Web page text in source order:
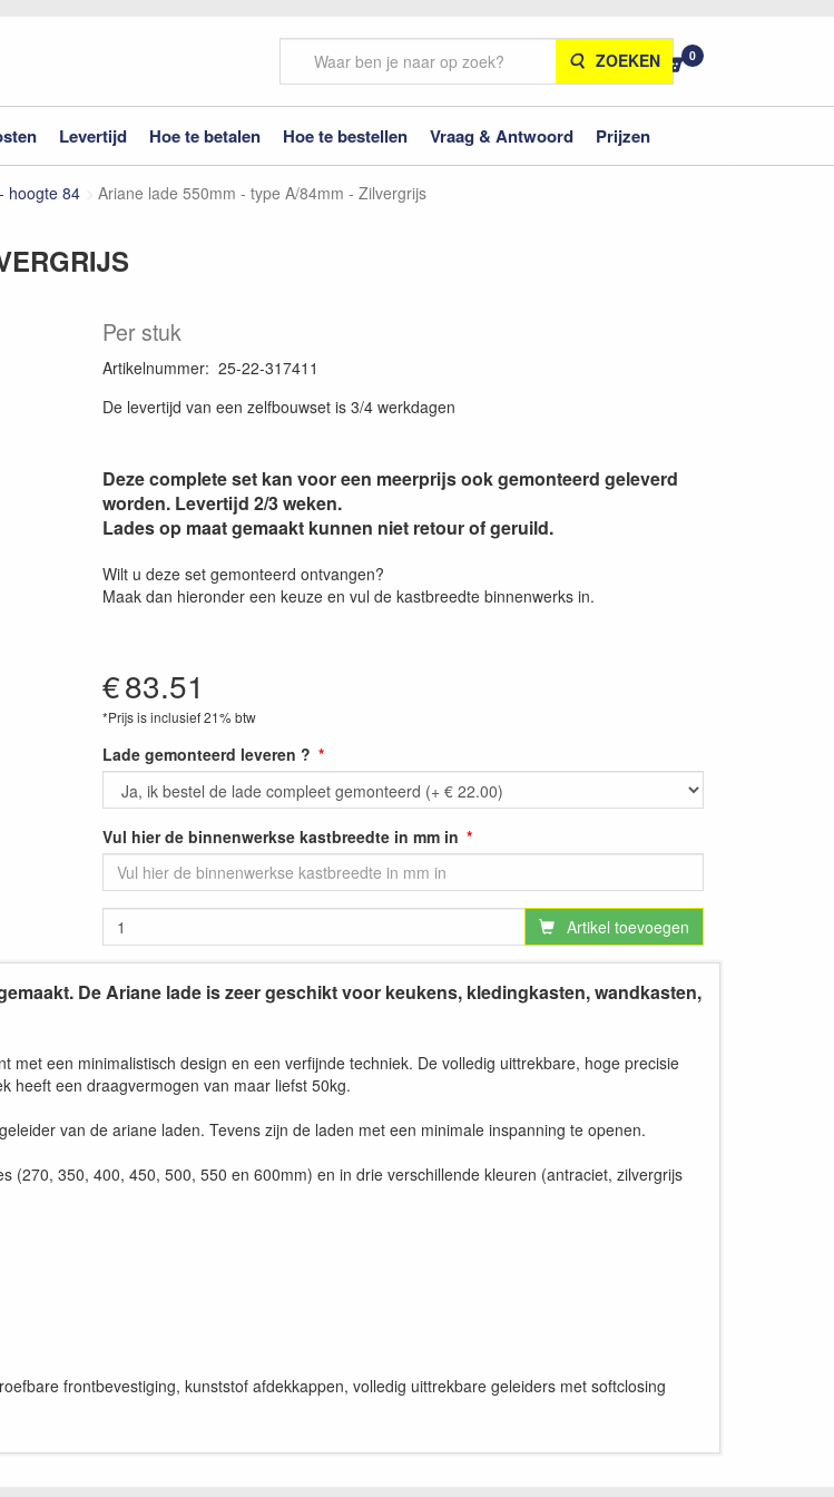
ZOEKEN 0
Levertijd Hoe te betalen Hoe te bestellen Vraag & Antwoord Prijzen
hoogte 84 Ariane lade 550mm - type A/84mm - Zilvergrijs
Per stuk
Artikelnummer: 25-22-317411
De levertijd van een zelfbouwset is 3/4 werkdagen
Deze complete set kan voor een meerprijs ook gemonteerd geleverd
worden. Levertijd 2/3 weken.
Lades op maat gemaakt kunnen niet retour of geruild.
Wilt u deze set gemonteerd ontvangen?
Maak dan hieronder een keuze en vul de kastbreedte binnenwerks in.
€83.51
*Prijs is inclusief 21% btw
Lade gemonteerd leveren ?
Vul hier de binnenwerkse kastbreedte in mm in
Artikel toevoegen
De Ariane lade is zeer geschikt voor keukens, kledingkasten, wandkasten,
een minimalistisch design en een verfijnde techniek. De volledig uittrekbare, hoge precisie
heeft een draagvermogen van maar liefst 50kg.
van de ariane laden. Tevens zijn de laden met een minimale inspanning te openen.
(270, 350, 400, 450, 500, 550 en 600mm) en in drie verschillende kleuren (antraciet, zilvergrijs
frontbevestiging, kunststof afdekkappen, volledig uittrekbare geleiders met softclosing